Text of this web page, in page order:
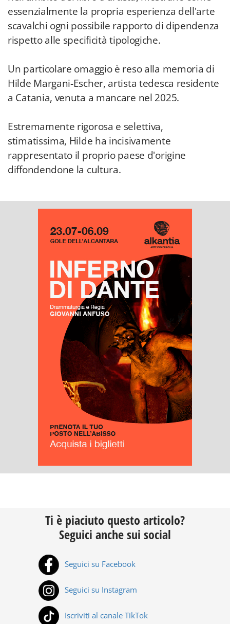
essenzialmente la propria esperienza dell'arte
scavalchi ogni possibile rapporto di dipendenza
rispetto alle specificità tipologiche.
Un particolare omaggio è reso alla memoria di
Hilde Margani-Escher, artista tedesca residente
a Catania, venuta a mancare nel 2025.
Estremamente rigorosa e selettiva,
stimatissima, Hilde ha incisivamente
rappresentato il proprio paese d'origine
diffondendone la cultura.
Ti è piaciuto questo articolo?
Seguici anche sui social
Seguici su Facebook
Seguici su Instagram
Iscriviti al canale TikTok